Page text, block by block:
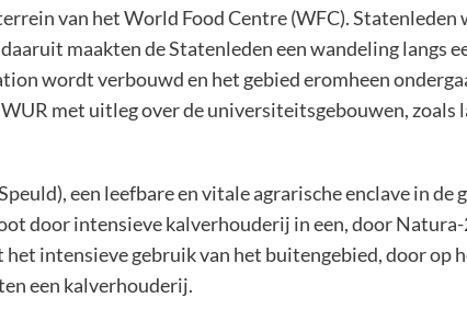
van het World Food Centre (WFC).
maakten de Statenleden een wandeling langs
wordt verbouwd en het gebied eromheen
met uitleg over de universiteitsgebouwen, zoals
een leefbare en vitale agrarische enclave in de
door intensieve kalverhouderij in een, door
intensieve gebruik van het buitengebied, door op
een kalverhouderij.